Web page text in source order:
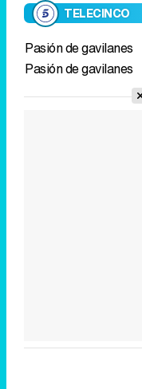
TELECINCO
Pasión de gavilanes
Pasión de gavilanes